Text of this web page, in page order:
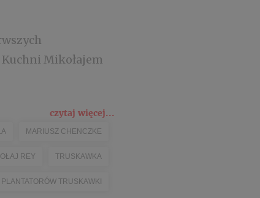
Mikołajem
czytaj więcej...
MARIUSZ CHENCZKE
REY TRUSKAWKA
TRUSKAWKI